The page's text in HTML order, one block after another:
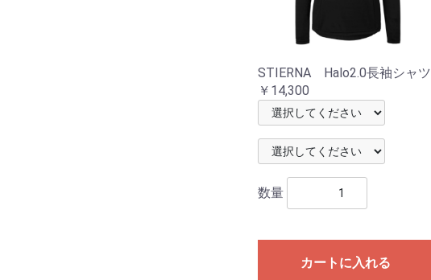
STIERNA Halo2.0長袖シャツ
￥14,300
数量
カートに入れる